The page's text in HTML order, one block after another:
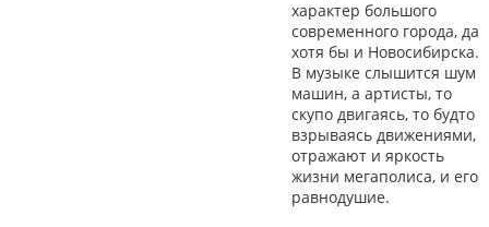
характер большого
современного города, да
хотя бы и Новосибирска.
В музыке слышится шум
машин, а артисты, то
скупо двигаясь, то будто
взрываясь движениями,
отражают и яркость
жизни мегаполиса, и его
равнодушие.